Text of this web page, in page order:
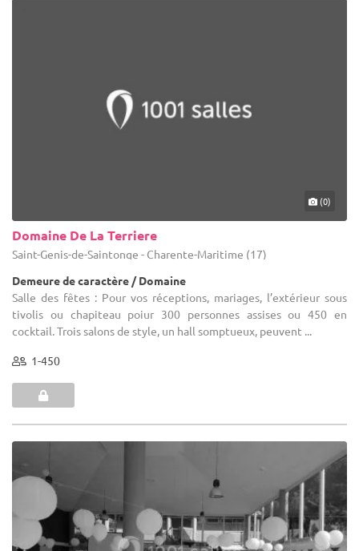
(0)
Domaine De La Terriere
Saint-Genis-de-Saintonge - Charente-Maritime (17)
Demeure de caractère / Domaine
Salle des fêtes : Pour vos réceptions, mariages, l’extérieur sous
tivolis ou chapiteau poiur 300 personnes assises ou 450 en
cocktail. Trois salons de style, un hall somptueux, peuvent ...
1-450